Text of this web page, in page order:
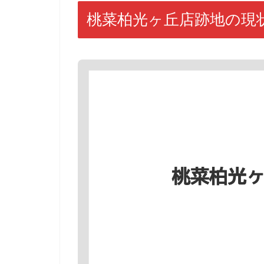
桃菜柏光ヶ丘店跡地の現